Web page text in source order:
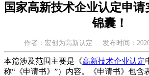
国家高新技术企业认定申请
锦囊！
作者：宏创为高新认定 发布时间：
本篇涉及范围主要是《高新技术企业认定
称“《申请书》”）内容。《申请书》包含